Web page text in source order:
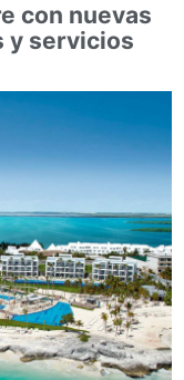
con nuevas
y servicios